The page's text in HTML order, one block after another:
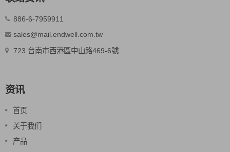
886-6-7959911
sales@mail.endwell.com.tw
723 台南市西港區中山路469-6號
资讯
首页
关于我们
产品